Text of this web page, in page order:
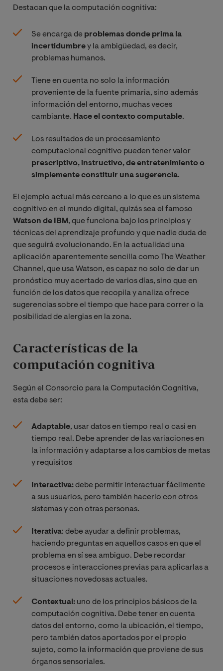
Destacan que la computación cognitiva:
Se encarga de problemas donde prima la
incertidumbrey la ambigüedad, es decir,
problemas humanos.
Tiene en cuenta no solo la información
proveniente de la fuente primaria, sino además
información del entorno, muchas veces
cambiante. Hace el contexto computable.
Los resultados de un procesamiento
computacional cognitivo pueden tener valor
prescriptivo, instructivo, de entretenimiento o
simplemente constituir una sugerencia.
El ejemplo actual más cercano a lo que es un sistema
cognitivo en el mundo digital, quizás sea el famoso
Watson de IBM , que funciona bajo los principios y
técnicas del aprendizaje profundo y que nadie duda de
que seguirá evolucionando. En la actualidad una
aplicación aparentemente sencilla como The Weather
Channel, que usa Watson, es capaz no solo de dar un
pronóstico muy acertado de varios días, sino que en
función de los datos que recopila y analiza ofrece
sugerencias sobre el tiempo que hace para correr o la
posibilidad de alergias en la zona.
Características de la
computación cognitiva
Según el Consorcio para la Computación Cognitiva,
esta debe ser:
Adaptable, usar datos en tiempo real o casi en
tiempo real. Debe aprender de las variaciones en
la información y adaptarse a los cambios de metas
y requisitos
Interactiva:debe permitir interactuar fácilmente
a sus usuarios, pero también hacerlo con otros
sistemas y con otras personas.
Iterativa: debe ayudar a definir problemas,
haciendo preguntas en aquellos casos en que el
problema en sí sea ambiguo. Debe recordar
procesos e interacciones previas para aplicarlas a
situaciones novedosas actuales.
Contextual: uno de los principios básicos de la
computación cognitiva. Debe tener en cuenta
datos del entorno, como la ubicación, el tiempo,
pero también datos aportados por el propio
sujeto, como la información que proviene de sus
órganos sensoriales.